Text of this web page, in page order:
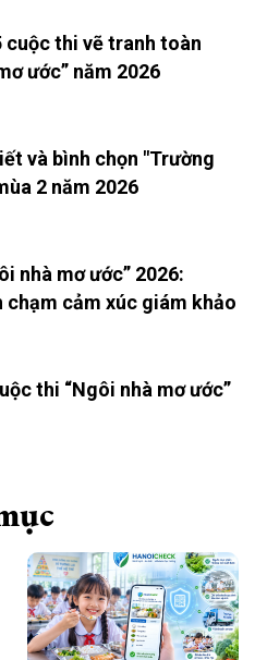
cuộc thi vẽ tranh toàn
ước” năm 2026
và bình chọn "Trường
2 năm 2026
nhà mơ ước” 2026:
chạm cảm xúc giám khảo
thi “Ngôi nhà mơ ước”